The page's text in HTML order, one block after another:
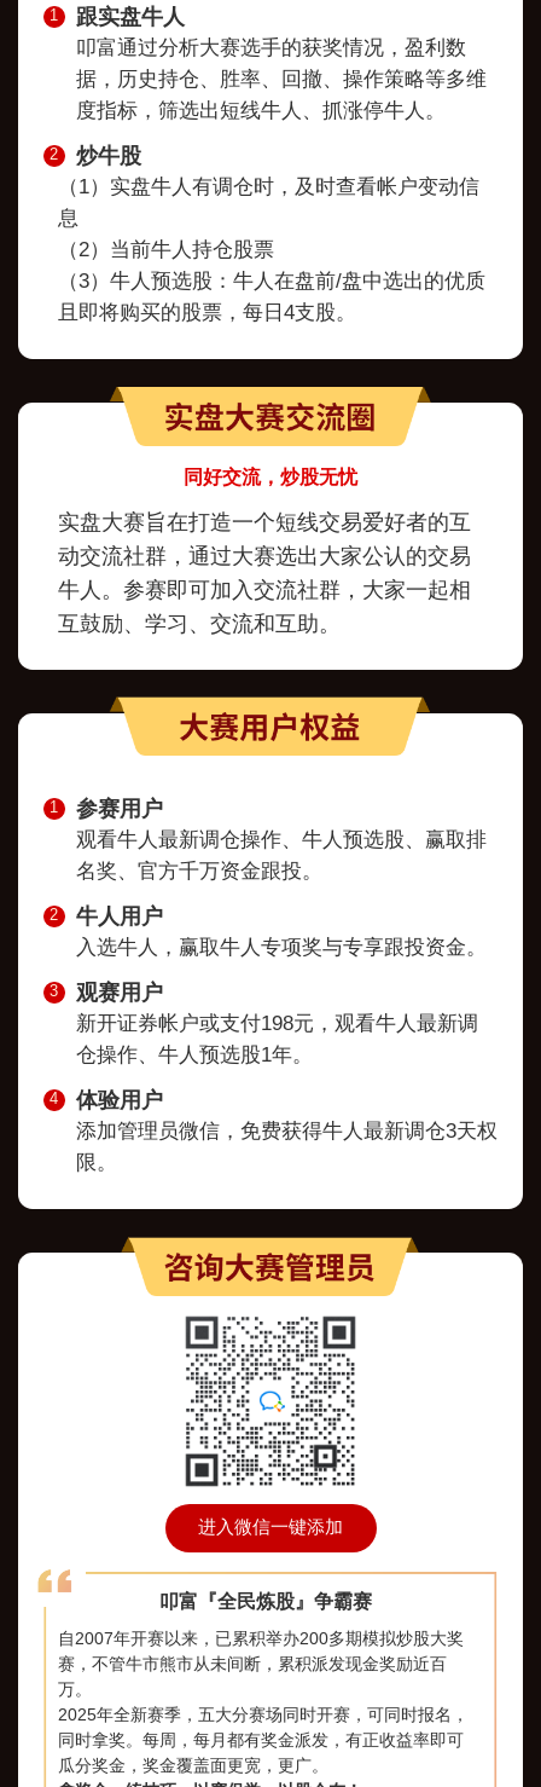
1 跟实盘牛人
叩富通过分析大赛选手的获奖情况，盈利数
据，历史持仓、胜率、回撤、操作策略等多维
度指标，筛选出短线牛人、抓涨停牛人。
2 炒牛股
（1）实盘牛人有调仓时，及时查看帐户变动信
息
（2）当前牛人持仓股票
（3）牛人预选股：牛人在盘前/盘中选出的优质
且即将购买的股票，每日4支股。
同好交流，炒股无忧
实盘大赛旨在打造一个短线交易爱好者的互
动交流社群，通过大赛选出大家公认的交易
牛人。参赛即可加入交流社群，大家一起相
互鼓励、学习、交流和互助。‌
1 参赛用户
观看牛人最新调仓操作、牛人预选股、赢取排
名奖、官方千万资金跟投。
2 牛人用户
入选牛人，赢取牛人专项奖与专享跟投资金。
3 观赛用户
新开证券帐户或支付198元，观看牛人最新调
仓操作、牛人预选股1年。
4 体验用户
添加管理员微信，免费获得牛人最新调仓3天权
限。
进入微信一键添加
叩富『全民炼股』争霸赛
自2007年开赛以来，已累积举办200多期模拟炒股大奖
赛，不管牛市熊市从未间断，累积派发现金奖励近百
万。
2025年全新赛季，五大分赛场同时开赛，可同时报名，
同时拿奖。每周，每月都有奖金派发，有正收益率即可
瓜分奖金，奖金覆盖面更宽，更广。